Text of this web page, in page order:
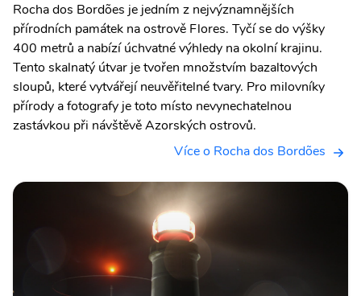
Rocha dos Bordões je jedním z nejvýznamnějších
přírodních památek na ostrově Flores. Tyčí se do výšky
400 metrů a nabízí úchvatné výhledy na okolní krajinu.
Tento skalnatý útvar je tvořen množstvím bazaltových
sloupů, které vytvářejí neuvěřitelné tvary. Pro milovníky
přírody a fotografy je toto místo nevynechatelnou
zastávkou při návštěvě Azorských ostrovů.
Více o Rocha dos Bordões